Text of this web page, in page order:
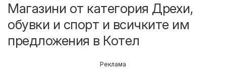
Магазини от категория Дрехи,
обувки и спорт и всичките им
предложения в Котел
Реклама